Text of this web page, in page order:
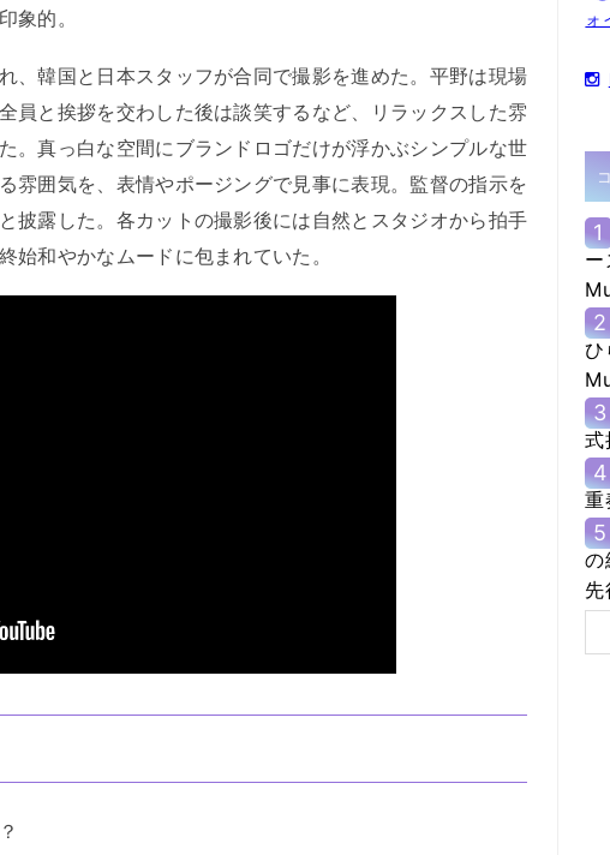
象的。
、韓国と日本スタッフが合同で撮影を進めた。平野は現場
員と挨拶を交わした後は談笑するなど、リラックスした雰
。真っ白な空間にブランドロゴだけが浮かぶシンプルな世
雰囲気を、表情やポージングで見事に表現。監督の指示を
披露した。各カットの撮影後には自然とスタジオから拍手
始和やかなムードに包まれていた。
ォ
1
ー
2
ひ
3
式
4
重
5
の
先